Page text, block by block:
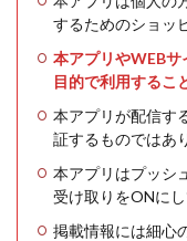
するためのショッ
本アプリやWEB
目的で利用するこ
本アプリが配信す
証するものではあ
本アプリはプッシ
受け取りをONにし
掲載情報には細心